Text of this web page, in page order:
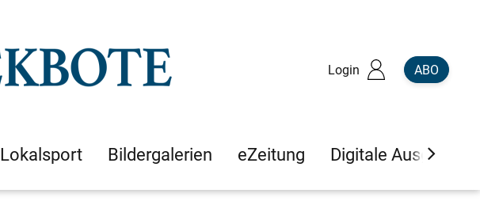
Login ABO
Lokalsport Bildergalerien eZeitung Digitale Ausgaben